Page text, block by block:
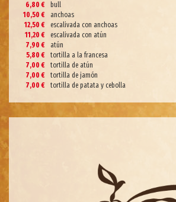
bull
6,80 €
anchoas
10,50 €
escalivada con anchoas
12,50 €
escalivada con atún
11,20 €
atún
7,90 €
tortilla a la francesa
5,80 €
tortilla de atún
7,00 €
tortilla de jamón
7,00 €
tortilla de patata y cebolla
7,00 €